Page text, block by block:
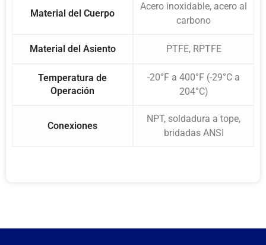
Material del Cuerpo
Acero inoxidable, acero al
carbono
Material del Asiento PTFE, RPTFE
Temperatura de
Operación
-20°F a 400°F (-29°C a
204°C)
Conexiones
NPT, soldadura a tope,
bridadas ANSI